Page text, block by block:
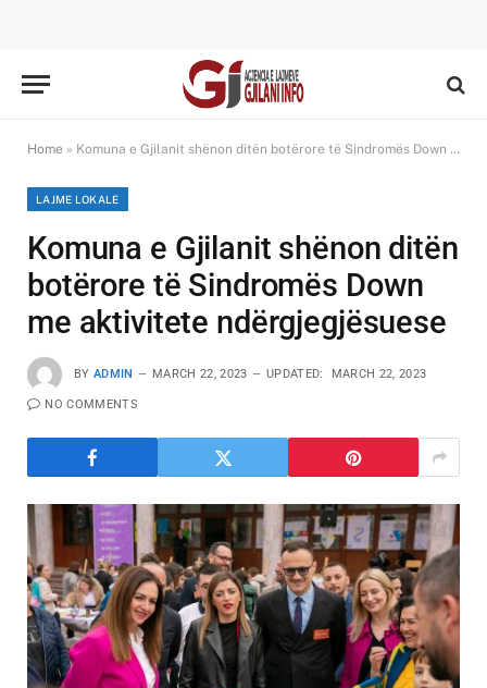
Home » Komuna e Gjilanit shënon ditën botërore të Sindromës Down me aktivitete ndërgjegjësuese
LAJME LOKALE
Komuna e Gjilanit shënon ditën
botërore të Sindromës Down
me aktivitete ndërgjegjësuese
BY ADMIN MARCH 22, 2023 UPDATED: MARCH 22, 2023
NO COMMENTS